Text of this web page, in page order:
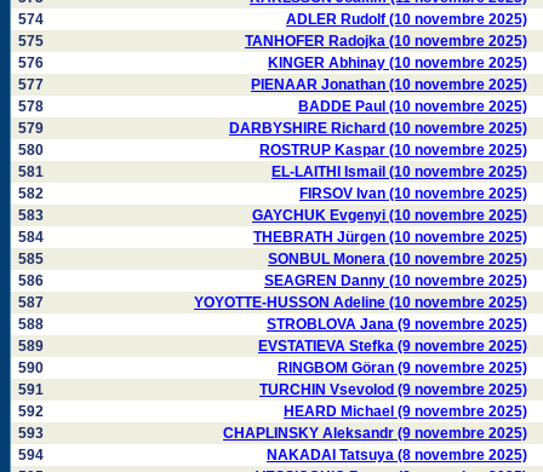
574
ADLER Rudolf (10 novembre 2025)
575
TANHOFER Radojka (10 novembre 2025)
576
KINGER Abhinay (10 novembre 2025)
577
PIENAAR Jonathan (10 novembre 2025)
578
BADDE Paul (10 novembre 2025)
579
DARBYSHIRE Richard (10 novembre 2025)
580
ROSTRUP Kaspar (10 novembre 2025)
581
EL-LAITHI Ismail (10 novembre 2025)
582
FIRSOV Ivan (10 novembre 2025)
583
GAYCHUK Evgenyi (10 novembre 2025)
584
THEBRATH Jürgen (10 novembre 2025)
585
SONBUL Monera (10 novembre 2025)
586
SEAGREN Danny (10 novembre 2025)
587
YOYOTTE-HUSSON Adeline (10 novembre 2025)
588
STROBLOVA Jana (9 novembre 2025)
589
EVSTATIEVA Stefka (9 novembre 2025)
590
RINGBOM Göran (9 novembre 2025)
591
TURCHIN Vsevolod (9 novembre 2025)
592
HEARD Michael (9 novembre 2025)
593
CHAPLINSKY Aleksandr (9 novembre 2025)
594
NAKADAI Tatsuya (8 novembre 2025)